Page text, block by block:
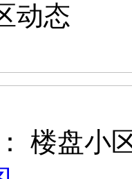
动态
楼盘小